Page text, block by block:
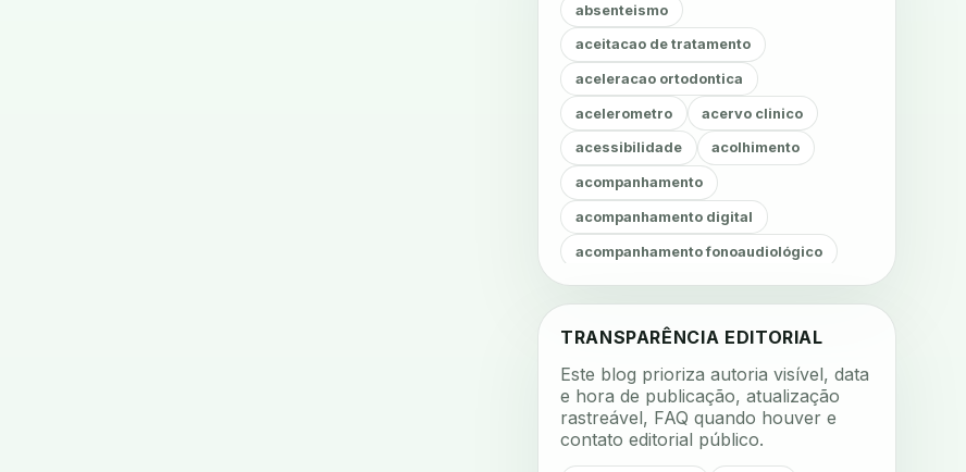
absenteismo
aceitacao de tratamento
aceleracao ortodontica
acelerometro acervo clinico
acessibilidade acolhimento
acompanhamento
acompanhamento digital
acompanhamento fonoaudiológico
acompanhamento nutricional
acustica acustica clinica
adesao adesao ao tratamento
TRANSPARÊNCIA EDITORIAL
Este blog prioriza autoria visível, data
e hora de publicação, atualização
rastreável, FAQ quando houver e
contato editorial público.